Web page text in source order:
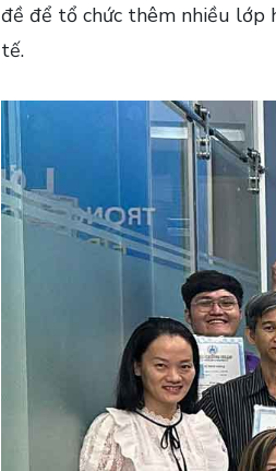
đề để tổ chức thêm nhiều lớp
tế.